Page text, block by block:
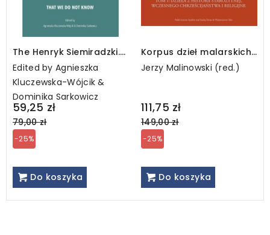
The Henryk Siemiradzki.
That we do not know
Edited by Agnieszka
Kluczewska-Wójcik &
Dominika Sarkowicz
59,25 zł
Regular
price
79,00 zł
-25%
Do koszyka
Korpus dzieł malarskich
Henryka Siemiradzkiego,
t. 1A
Jerzy Malinowski (red.)
111,75 zł
Regular
price
149,00 zł
-25%
Do koszyka